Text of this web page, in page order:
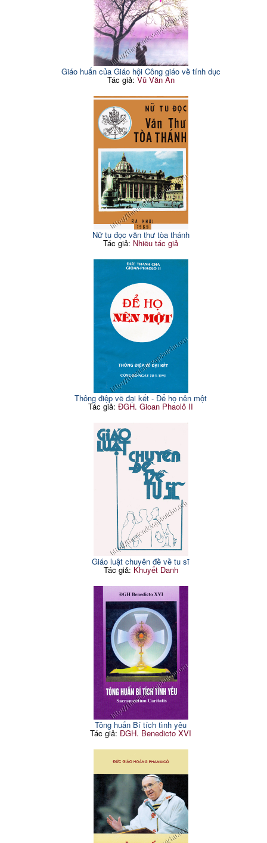
Giáo huấn của Giáo hội Công giáo về tính dục
Tác giả: Vũ Văn An
Nữ tu đọc văn thư tòa thánh
Tác giả: Nhiều tác giả
Thông điệp về đại kết - Để họ nên một
Tác giả:ĐGH. Gioan Phaolô II
Giáo luật chuyên đề về tu sĩ
Tác giả: Khuyết Danh
Tông huấn Bí tích tình yêu
Tác giả:ĐGH. Benedicto XVI